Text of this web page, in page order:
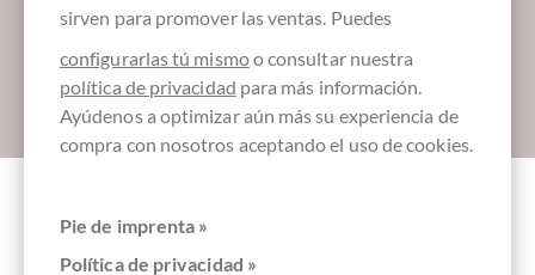
Absenden
Otros clientes evaluados Cremino 1878
Nougat-Schokolade Mini-Tafel 35g
sirven para promover las ventas. Puedes
configurarlas tú mismoo consultar nuestra
política de privacidad para más información.
Ayúdenos a optimizar aún más su experiencia de
compra con nosotros aceptando el uso de cookies.
Pie de imprenta »
Política de privacidad »